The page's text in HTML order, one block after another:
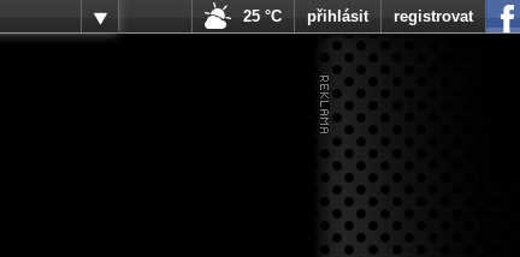
25 °C přihlásit registrovat